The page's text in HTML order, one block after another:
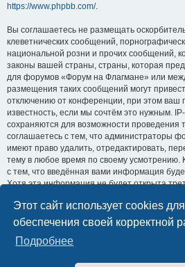
Этот сайт использует cookies для
обеспечения своей корректной
Подробнее
https://www.phpbb.com/.
Вы соглашаетесь не размещать
клеветнических сообщений,
национальной розни и прочих сообщений,
законы вашей страны, страны, которая
для форумов «Форум на Флагмане» или
размещения таких сообщений могут
отключению от конференции, при этом ваш
известность, если мы сочтём это нужным.
сохраняются для возможности проведения
соглашаетесь с тем, что администраторы
имеют право удалить, отредактировать,
тему в любое время по своему усмотрению.
с тем, что введённая вами информация
Хотя эта информация не будет открыта
разрешения, ни администрация
phpBB Limited не может быть ответственна
могут привести к несанкционированному